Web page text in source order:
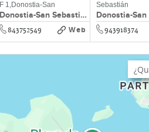
Donostia-San Sebastián
F 1,Donostia-San
Sebastián
843752549 Web
Sebastián
943918374